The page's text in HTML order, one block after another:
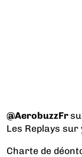
@AerobuzzFr
Les Replays sur
Charte de